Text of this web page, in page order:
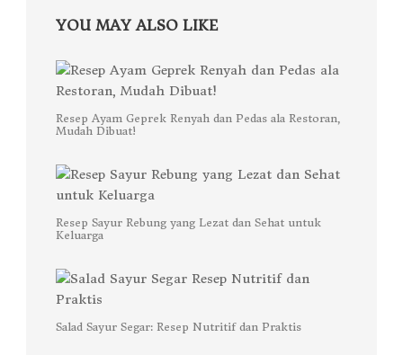
YOU MAY ALSO LIKE
Resep Ayam Geprek Renyah dan Pedas ala Restoran,
Mudah Dibuat!
Resep Sayur Rebung yang Lezat dan Sehat untuk
Keluarga
Salad Sayur Segar: Resep Nutritif dan Praktis